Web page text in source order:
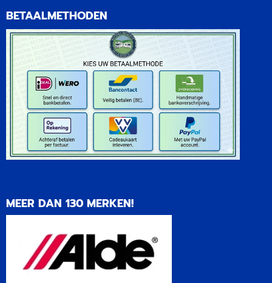
BETAALMETHODEN
MEER DAN 130 MERKEN!